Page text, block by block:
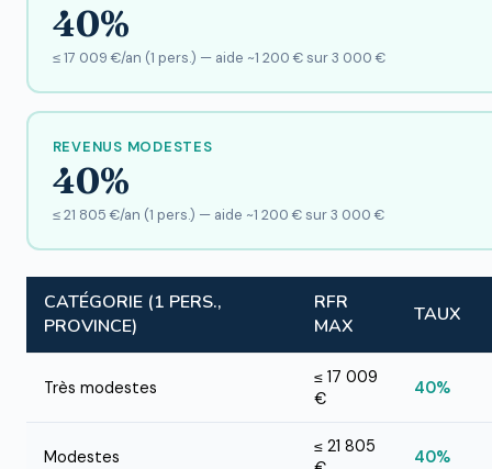
40%
≤ 17 009 €/an (1 pers.) — aide ~1 200 € sur 3 000 €
REVENUS MODESTES
40%
≤ 21 805 €/an (1 pers.) — aide ~1 200 € sur 3 000 €
CATÉGORIE (1 PERS.,
PROVINCE)
RFR
MAX
TAUX
Très modestes
≤ 17 009
€
40%
Modestes
≤ 21 805
40%